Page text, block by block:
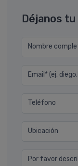
Déjanos
Nombre
Email* (ej.
Teléfono
Ubicación
Por favor